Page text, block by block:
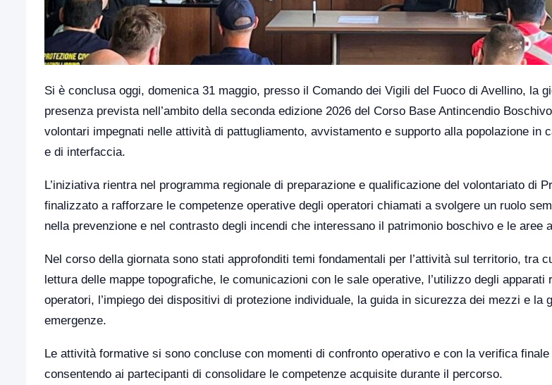
Si è conclusa oggi, domenica 31 maggio, presso il Comando dei Vigili del Fuoco di Avellino, la
presenza prevista nell’ambito della seconda edizione 2026 del Corso Base Antincendio
volontari impegnati nelle attività di pattugliamento, avvistamento e supporto alla popolazione in
e di interfaccia.
L’iniziativa rientra nel programma regionale di preparazione e qualificazione del volontariato di
finalizzato a rafforzare le competenze operative degli operatori chiamati a svolgere un ruolo
nella prevenzione e nel contrasto degli incendi che interessano il patrimonio boschivo e le aree
Nel corso della giornata sono stati approfonditi temi fondamentali per l’attività sul territorio, tra
lettura delle mappe topografiche, le comunicazioni con le sale operative, l’utilizzo degli apparati
operatori, l’impiego dei dispositivi di protezione individuale, la guida in sicurezza dei mezzi e la
emergenze.
Le attività formative si sono concluse con momenti di confronto operativo e con la verifica finale
consentendo ai partecipanti di consolidare le competenze acquisite durante il percorso.